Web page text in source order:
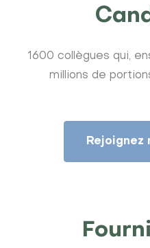
1600 collègues qui,
millions de
Rejoignez